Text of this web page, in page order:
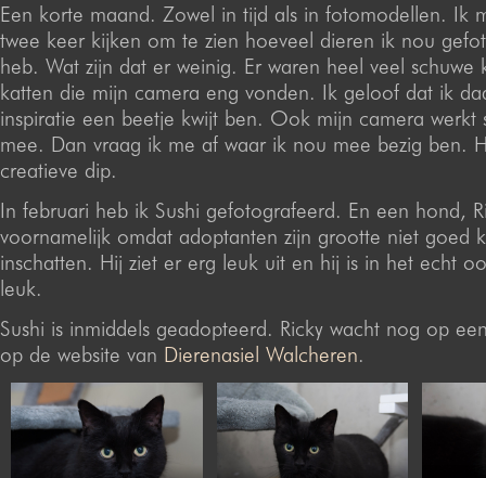
Een korte maand. Zowel in tijd als in fotomodellen. Ik
twee keer kijken om te zien hoeveel dieren ik nou
heb. Wat zijn dat er weinig. Er waren heel veel schuwe
katten die mijn camera eng vonden. Ik geloof dat ik
inspiratie een beetje kwijt ben. Ook mijn camera werkt
mee. Dan vraag ik me af waar ik nou mee bezig ben.
creatieve dip.
In februari heb ik Sushi gefotografeerd. En een hond,
voornamelijk omdat adoptanten zijn grootte niet goed
inschatten. Hij ziet er erg leuk uit en hij is in het echt
leuk.
Sushi is inmiddels geadopteerd. Ricky wacht nog op
op de website van Dierenasiel Walcheren.